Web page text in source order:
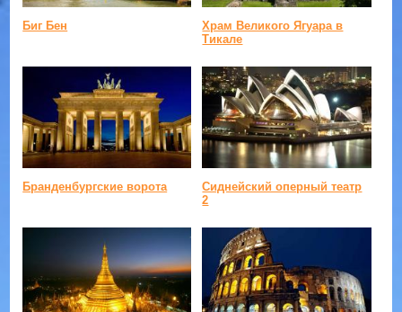
Биг Бен
Храм Великого Ягуара в
Тикале
Бранденбургские ворота
Сиднейский оперный театр
2